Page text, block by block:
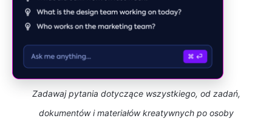
Zadawaj pytania dotyczące wszystkiego, od zadań,
dokumentów i materiałów kreatywnych po osoby